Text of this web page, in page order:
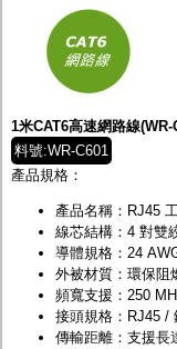
1米CAT6高速網路線(WR-
料號:WR-C601
產品規格：
產品名稱：RJ45
線芯結構：4 對雙
導體規格：24
外被材質：環保阻
頻寬支援：250
接頭規格：RJ45 /
傳輸距離：支援長